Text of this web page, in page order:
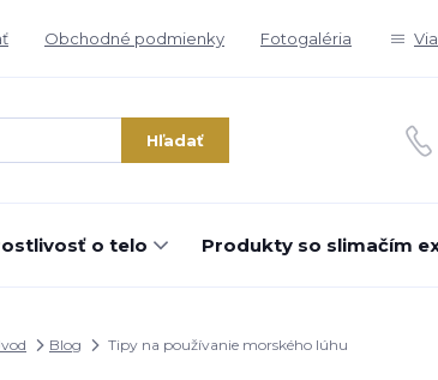
Obchodné podmienky Fotogaléria
Hľadať
o telo Produkty so slimačím
Blog Tipy na používanie morského lúhu